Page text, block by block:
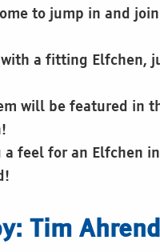
to jump in and
a fitting Elfchen,
will be featured in
a feel for an Elfchen
Tim